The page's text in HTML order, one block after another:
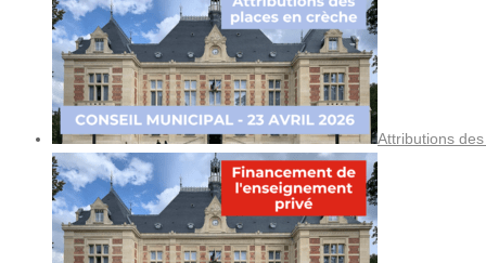
Attributions